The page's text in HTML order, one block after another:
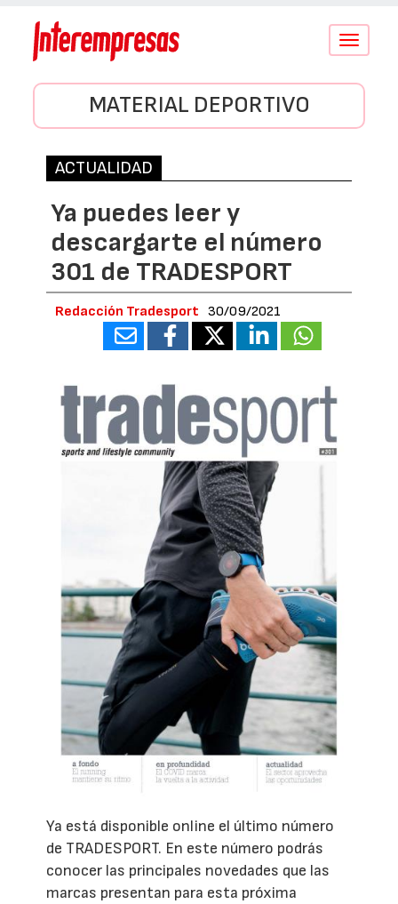
Conmutar
MATERIAL DEPORTIVO
ACTUALIDAD
Ya puedes leer y
descargarte el número
301 de TRADESPORT
Redacción Tradesport 30/09/2021
Ya está disponible online el último número
de TRADESPORT. En este número podrás
conocer las principales novedades que las
marcas presentan para esta próxima